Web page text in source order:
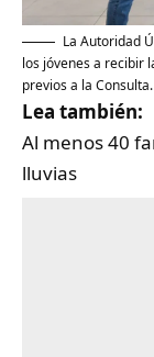
La Autoridad
los jóvenes a recibir
previos a la Consulta.
Lea también:
Al menos 40
lluvias